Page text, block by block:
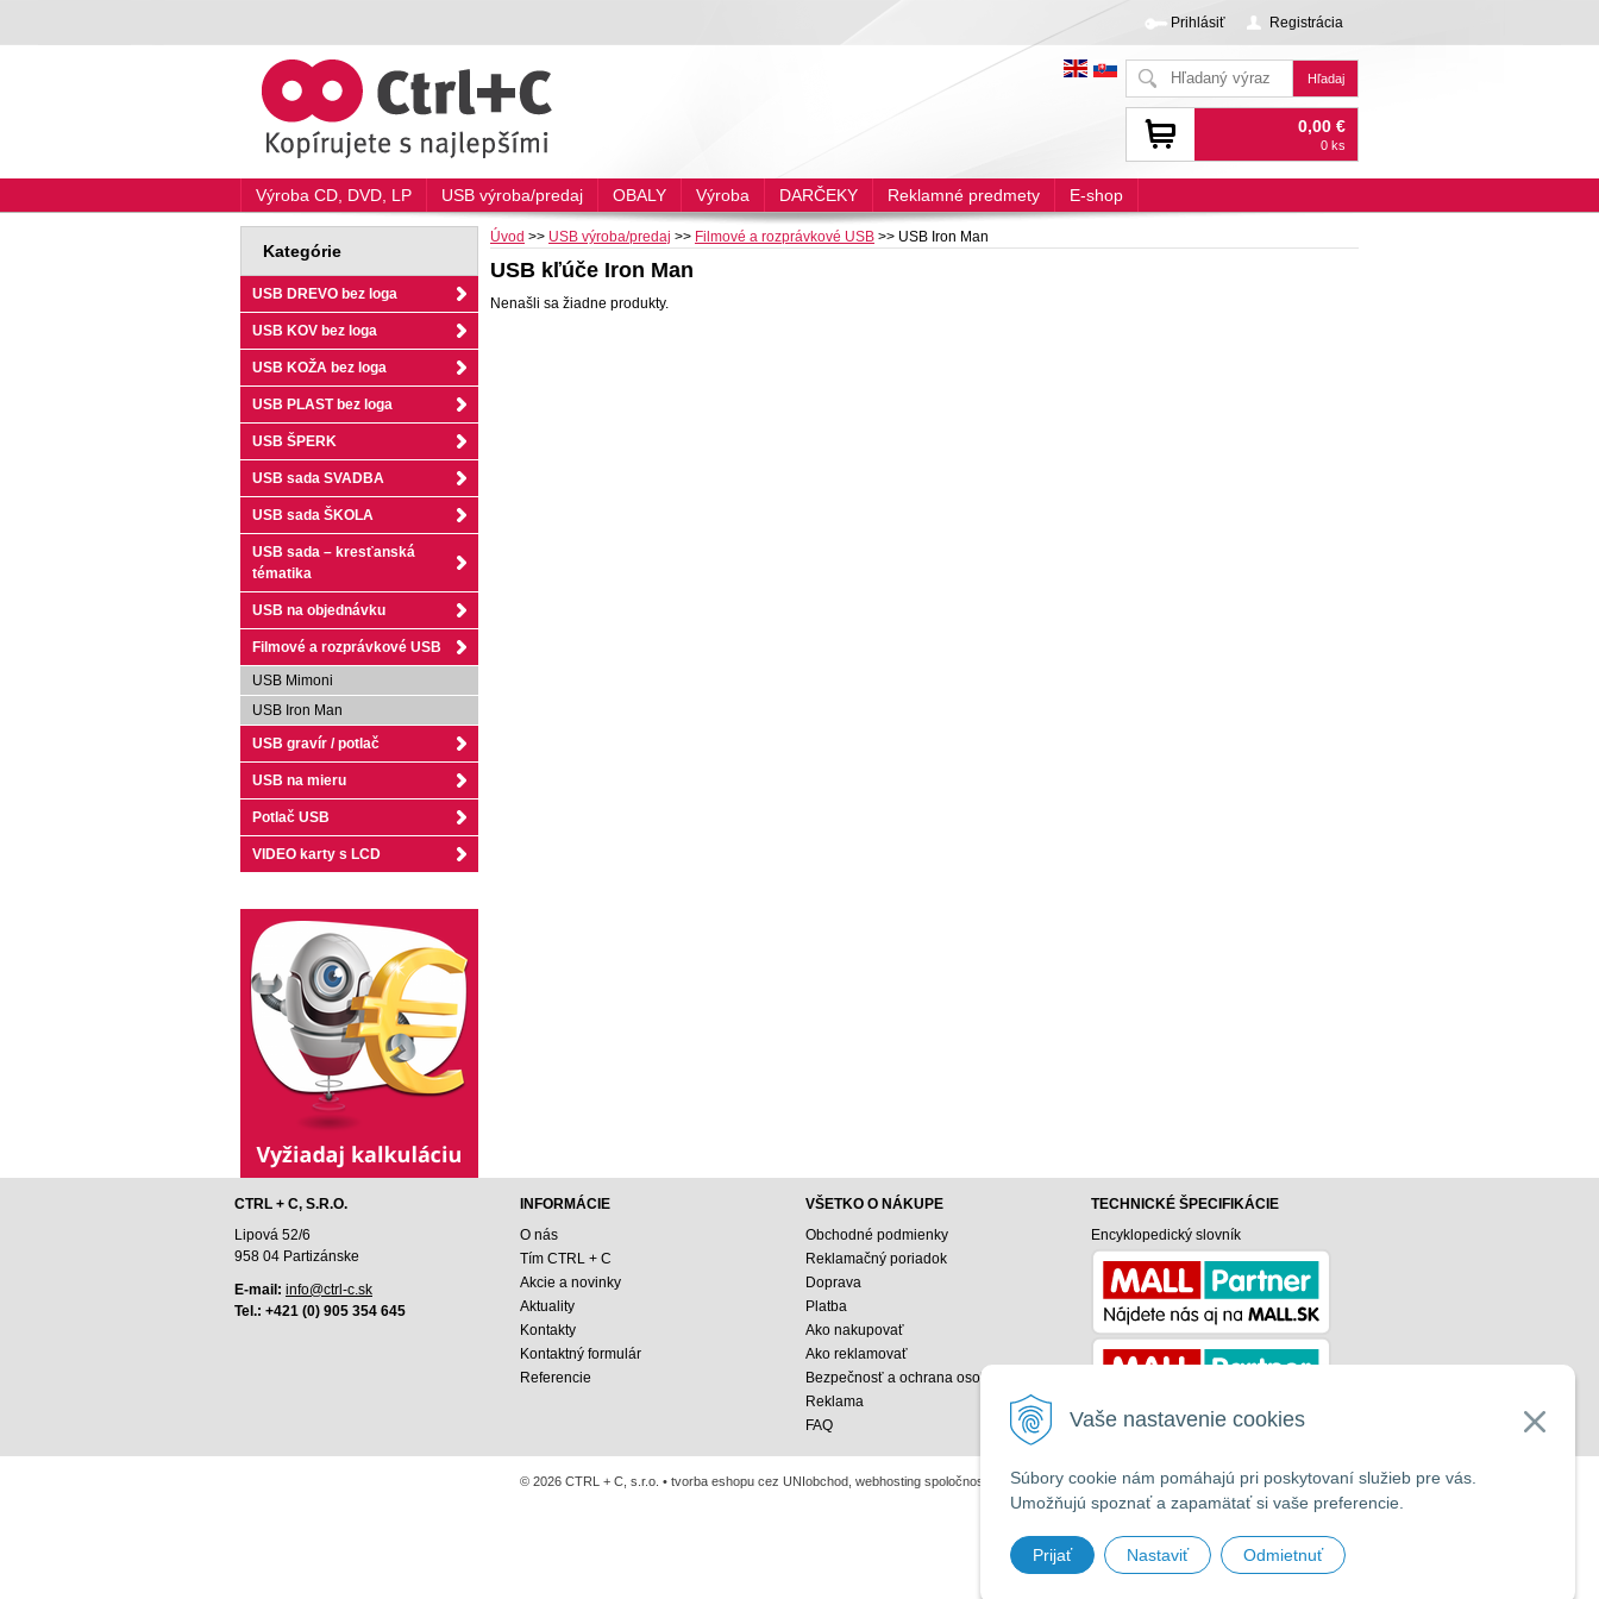
Vaše nastavenie cookies
Súbory cookie nám pomáhajú pri poskytovaní služieb pre vás.
Umožňujú spoznať a zapamätať si vaše preferencie.
Prijať Nastaviť Odmietnuť
Prihlásiť Registrácia
0,00 €
0 ks
Úvod >> USB výroba/predaj >> Filmové a rozprávkové USB >> USB Iron Man
USB kľúče Iron Man
Nenašli sa žiadne produkty.
Kategórie
USB DREVO bez loga
USB KOV bez loga
USB KOŽA bez loga
USB PLAST bez loga
USB ŠPERK
USB sada SVADBA
USB sada ŠKOLA
USB sada – kresťanská
tématika
USB na objednávku
Filmové a rozprávkové USB
USB Mimoni
USB Iron Man
USB gravír / potlač
USB na mieru
Potlač USB
VIDEO karty s LCD
Výroba CD, DVD, LP USB výroba/predaj OBALY Výroba DARČEKY Reklamné predmety E-shop
CTRL + C, S.R.O.
Lipová 52/6
958 04 Partizánske
E-mail: info@ctrl-c.sk
Tel.: +421 (0) 905 354 645
INFORMÁCIE
O nás
Tím CTRL + C
Akcie a novinky
Aktuality
Kontakty
Kontaktný formulár
Referencie
VŠETKO O NÁKUPE
Obchodné podmienky
Reklamačný poriadok
Doprava
Platba
Ako nakupovať
Ako reklamovať
Bezpečnosť a ochrana osobných údajov
Reklama
FAQ
TECHNICKÉ ŠPECIFIKÁCIE
Encyklopedický slovník
© 2026 CTRL + C, s.r.o. • tvorba eshopu cez UNIobchod, webhosting spoločnosti WEBYGROUP